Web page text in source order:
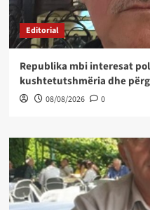
Editorial
Republika mbi interesat
kushtetutshmëria dhe
08/08/2026 0